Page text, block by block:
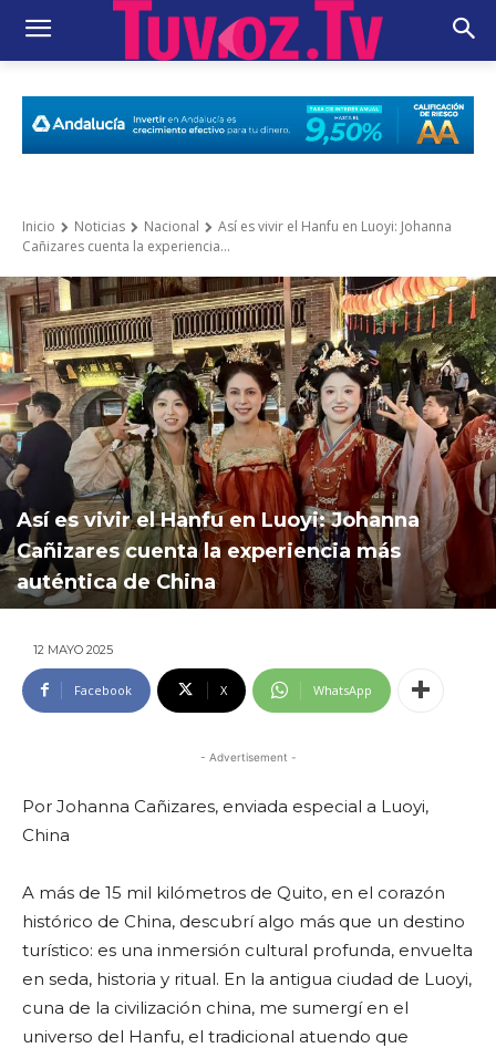
Inicio Noticias Nacional
Así es vivir el Hanfu en Luoyi: Johanna
Cañizares cuenta la experiencia...
Así es vivir el Hanfu en Luoyi: Johanna
Cañizares cuenta la experiencia más
auténtica de China
12 MAYO 2025
Facebook X WhatsApp
- Advertisement -
Por Johanna Cañizares, enviada especial a Luoyi,
China
A más de 15 mil kilómetros de Quito, en el corazón
histórico de China, descubrí algo más que un destino
turístico: es una inmersión cultural profunda, envuelta
en seda, historia y ritual. En la antigua ciudad de Luoyi,
cuna de la civilización china, me sumergí en el
universo del Hanfu, el tradicional atuendo que